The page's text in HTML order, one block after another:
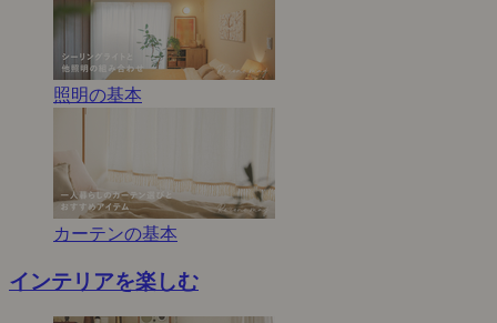
照明の基本
カーテンの基本
インテリアを楽しむ